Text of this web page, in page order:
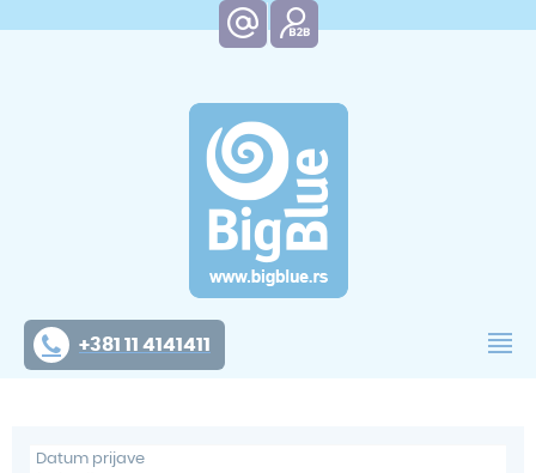
+381 11 4141411
Datum prijave